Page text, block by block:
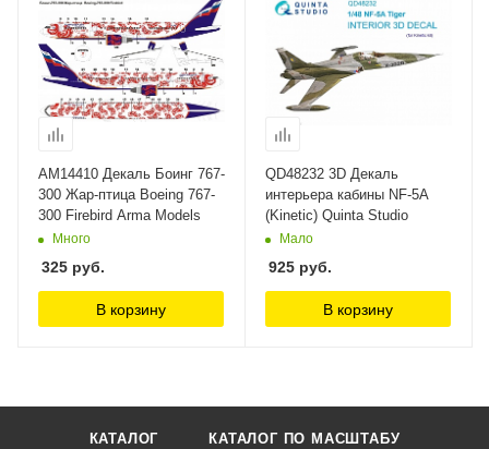
AM14410 Декаль Боинг 767-
300 Жар-птица Boeing 767-
300 Firebird Arma Models
Много
325 руб.
В корзину
QD48232 3D Декаль
интерьера кабины NF-5A
(Kinetic) Quinta Studio
Мало
925 руб.
В корзину
КАТАЛОГ КАТАЛОГ ПО МАСШТАБУ